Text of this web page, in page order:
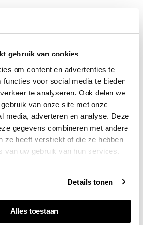
gebruik van cookies
om content en advertenties te
functies voor social media te bieden
te analyseren. Ook delen we
van onze site met onze
media, adverteren en analyse. Deze
gegevens combineren met andere
ze heeft verstrekt of die ze hebben
van uw gebruik van hun services.
Details tonen
Alles toestaan
SOLD OUT
IN-STORE AVAILABILITY